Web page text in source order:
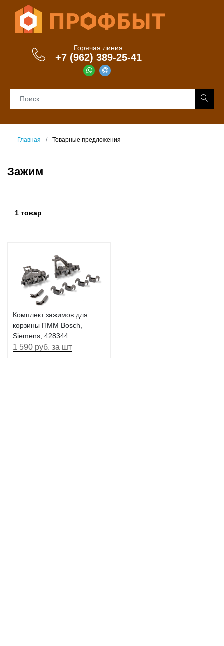
Горячая линия
+7 (962) 389-25-41
Главная Товарные предложения
Зажим
1 товар
Комплект зажимов для
корзины ПММ Bosch,
Siemens, 428344
1 590 руб. за шт